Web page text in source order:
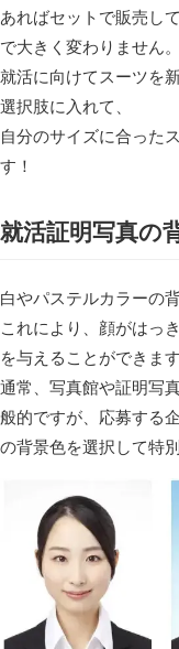
あればセットで販売し
で大きく変わりません。
就活に向けてスーツを
選択肢に入れて、
自分のサイズに合った
す！
就活証明写真の
白やパステルカラーの
これにより、顔がはっ
を与えることができます
通常、写真館や証明写
般的ですが、応募する
の背景色を選択して特